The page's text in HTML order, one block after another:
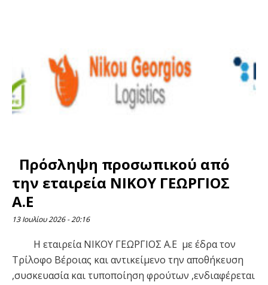
Πρόσληψη προσωπικού από
την εταιρεία ΝΙΚΟΥ ΓΕΩΡΓΙΟΣ
Α.Ε
13 Ιουλίου 2026 20:16
Η εταιρεία ΝΙΚΟΥ ΓΕΩΡΓΙΟΣ Α.Ε με έδρα τον
Τρίλοφο Βέροιας και αντικείμενο την αποθήκευση
,συσκευασία και τυποποίηση φρούτων ,ενδιαφέρεται